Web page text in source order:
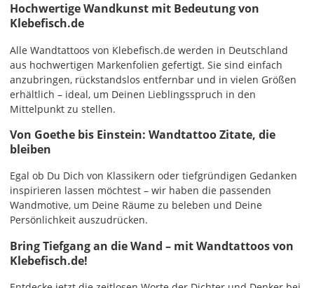
Hochwertige Wandkunst mit Bedeutung von
Klebefisch.de
Alle Wandtattoos von Klebefisch.de werden in Deutschland
aus hochwertigen Markenfolien gefertigt. Sie sind einfach
anzubringen, rückstandslos entfernbar und in vielen Größen
erhältlich – ideal, um Deinen Lieblingsspruch in den
Mittelpunkt zu stellen.
Von Goethe bis Einstein: Wandtattoo Zitate, die
bleiben
Egal ob Du Dich von Klassikern oder tiefgründigen Gedanken
inspirieren lassen möchtest – wir haben die passenden
Wandmotive, um Deine Räume zu beleben und Deine
Persönlichkeit auszudrücken.
Bring Tiefgang an die Wand – mit Wandtattoos von
Klebefisch.de!